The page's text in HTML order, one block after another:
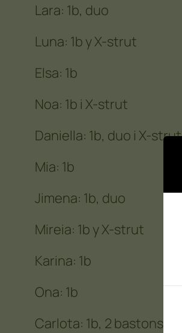
Lara: 1b, duo
Luna: 1b y X-strut
Elsa: 1b
Noa: 1b i X-strut
Daniella: 1b, duo i X-strut
Mia: 1b
Jimena: 1b, duo
Mireia: 1b y X-strut
Karina: 1b
Ona: 1b
Carlota: 1b, 2 bastons